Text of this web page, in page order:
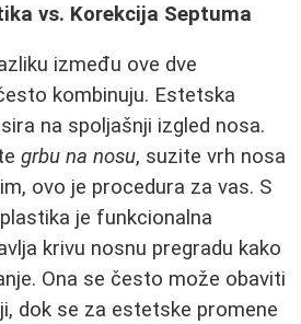
vs. Korekcija Septuma
između ove dve
kombinuju. Estetska
na spoljašnji izgled nosa.
grbu na nosu, suzite vrh nosa
ovo je procedura za vas. S
je funkcionalna
krivu nosnu pregradu kako
Ona se često može obaviti
dok se za estetske promene